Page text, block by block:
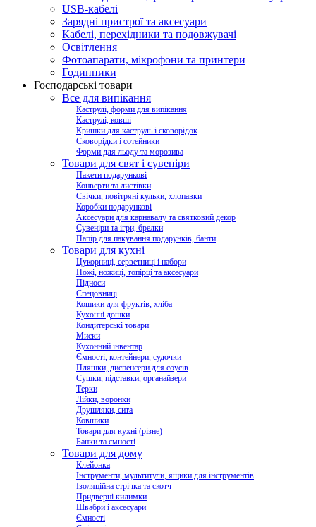
USB-кабелі
Зарядні пристрої та аксесуари
Кабелі, перехідники та подовжувачі
Освітлення
Фотоапарати, мікрофони та принтери
Годинники
Господарські товари
Все для випікання
Каструлі, форми для випікання
Каструлі, ковші
Кришки для каструль і сковорідок
Сковорідки і сотейники
Форми для льоду та морозива
Товари для свят і сувеніри
Пакети подарункові
Конверти та листівки
Свічки, повітряні кульки, хлопавки
Коробки подарункові
Аксесуари для карнавалу та святковий декор
Сувеніри та ігри, брелки
Папір для пакування подарунків, банти
Товари для кухні
Цукорниці, серветниці і набори
Ножі, ножиці, топірці та аксесуари
Підноси
Спецовниці
Кошики для фруктів, хліба
Кухонні дошки
Кондитерські товари
Миски
Кухонний інвентар
Ємності, контейнери, судочки
Пляшки, диспенсери для соусів
Сушки, підставки, органайзери
Терки
Лійки, воронки
Друшляки, сита
Ковшики
Товари для кухні (різне)
Банки та ємності
Товари для дому
Клейонка
Інструменти, мультитули, ящики для інструментів
Ізоляційна стрічка та скотч
Придверні килимки
Швабри і аксесуари
Ємності